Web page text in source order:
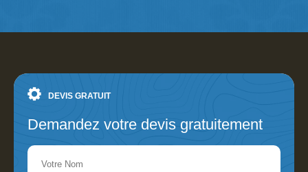
DEVIS GRATUIT
Demandez votre devis gratuitement